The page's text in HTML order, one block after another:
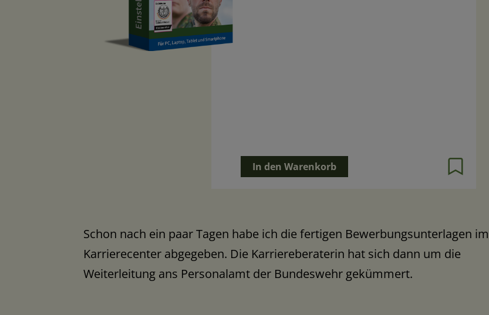
In den Warenkorb
Schon nach ein paar Tagen habe ich die fertigen Bewerbungsunterlagen im
Karrierecenter abgegeben. Die Karriereberaterin hat sich dann um die
Weiterleitung ans Personalamt der Bundeswehr gekümmert.